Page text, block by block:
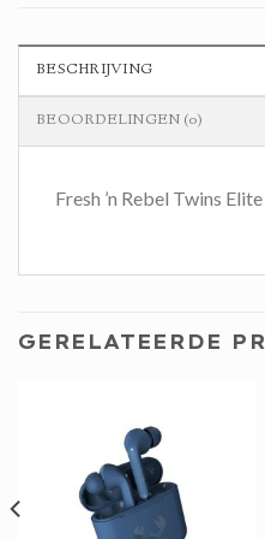
BESCHRIJVING
BEOORDELINGEN (0)
Fresh ’n Rebel Twins
GERELATEERDE